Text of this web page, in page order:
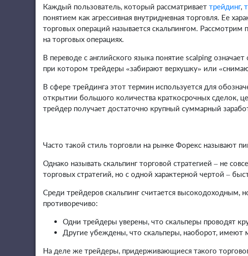
Каждый пользователь, который рассматривает трейдинг,
понятием как агрессивная внутридневная торговля. Ее
торговых операций называется скальпингом. Рассмотрим
на торговых операциях.
В переводе с английского языка понятие scalping
при котором трейдеры «забирают верхушку» или
В сфере трейдинга этот термин используется для
открытии большого количества краткосрочных сделок,
трейдер получает достаточно крупный суммарный
Часто такой стиль торговли на рынке Форекс называют
Однако называть скальпинг торговой стратегией – не
торговых стратегий, но с одной характерной чертой –
Среди трейдеров скальпинг считается
противоречиво:
Одни трейдеры уверены, что скальперы проводят
Другие убеждены, что скальперы, наоборот, имеют
На деле же трейдеры, придерживающиеся такого